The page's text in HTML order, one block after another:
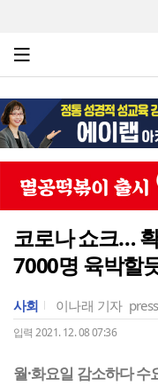
코로나 쇼크…
7000명 육박할
사회 이나래 기자
입력 2021. 12. 08 07:36
월·화요일 감소하다